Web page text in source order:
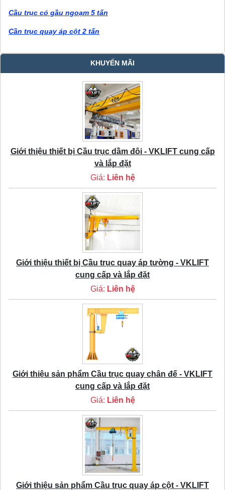
Cầu trục có gầu ngoạm 5 tấn
Cần trục quay áp cột 2 tấn
KHUYẾN MÃI
Giới thiệu thiết bị Cầu trục dầm đôi - VKLIFT cung cấp
và lắp đặt
Giá: Liên hệ
Giới thiệu thiết bị Cầu trục quay áp tường - VKLIFT
cung cấp và lắp đặt
Giá: Liên hệ
Giới thiệu sản phẩm Cầu trục quay chân đế - VKLIFT
cung cấp và lắp đặt
Giá: Liên hệ
Giới thiệu sản phẩm Cầu trục quay áp cột - VKLIFT